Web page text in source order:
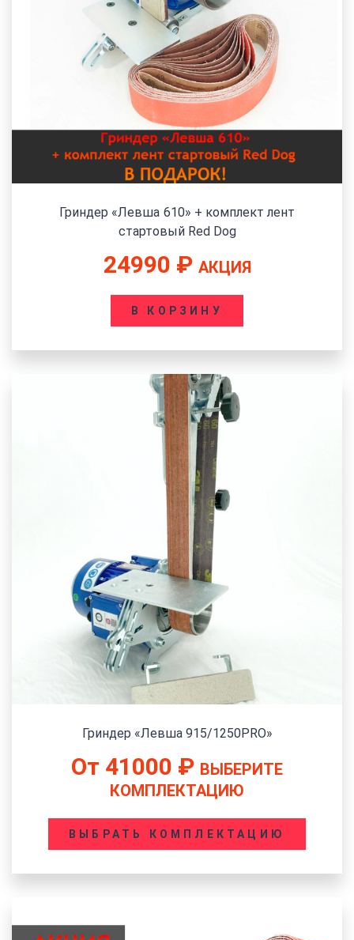
Гриндер «Левша 610» + комплект лент
стартовый Red Dog
24990 ₽ АКЦИЯ
В КОРЗИНУ
Гриндер «Левша 915/1250PRO»
От 41000 ₽ ВЫБЕРИТЕ
КОМПЛЕКТАЦИЮ
ВЫБРАТЬ КОМПЛЕКТАЦИЮ